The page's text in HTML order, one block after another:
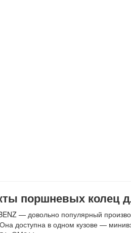
поршневых колец
— довольно популярный
доступна в одном кузове —